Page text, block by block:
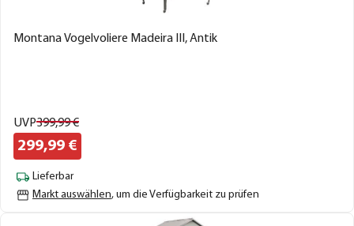
Montana Vogelvoliere Madeira III, Antik
UVP399,99€
299,99 €
Lieferbar
Markt auswählen, um die Verfügbarkeit zu prüfen